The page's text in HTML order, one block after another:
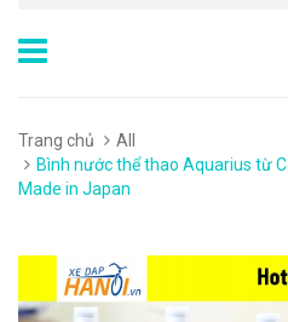
Trang chủ
All
Bình nước thể thao Aquarius từ
Made in Japan